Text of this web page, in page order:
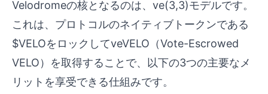
Velodromeの核となるのは、ve(3,3)モデルです。
これは、プロトコルのネイティブトークンである
$VELOをロックしてveVELO（Vote-Escrowed
VELO）を取得することで、以下の3つの主要なメ
リットを享受できる仕組みです。